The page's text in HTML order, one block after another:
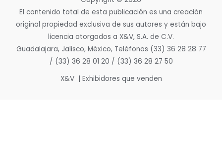
El contenido total de esta publicación es una creación
original propiedad exclusiva de sus autores y están bajo
licencia otorgados a X&V, S.A. de C.V.
Guadalajara, Jalisco, México, Teléfonos (33) 36 28 28 77
/ (33) 36 28 01 20 / (33) 36 28 27 50
X&V | Exhibidores que venden